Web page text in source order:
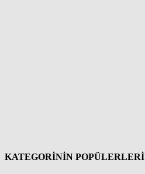
KATEGORİNİN POPÜLERLERİ